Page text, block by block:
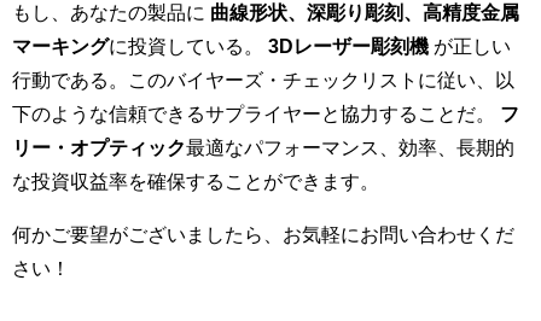
もし、あなたの製品に 曲線形状、深彫り彫刻、高精度金属
マーキングに投資している。 3Dレーザー彫刻機 が正しい
行動である。このバイヤーズ・チェックリストに従い、以
下のような信頼できるサプライヤーと協力することだ。 フ
リー・オプティック最適なパフォーマンス、効率、長期的
な投資収益率を確保することができます。
何かご要望がございましたら、お気軽にお問い合わせくだ
さい！